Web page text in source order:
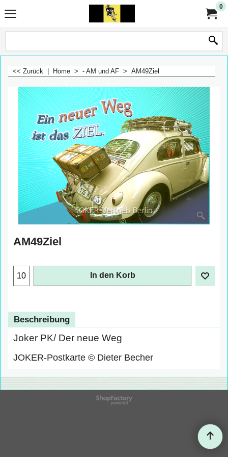
0
<< Zurück Home > - AM und AF > AM49Ziel
AM49Ziel
In den Korb
Beschreibung
Joker PK/ Der neue Weg
JOKER-Postkarte © Dieter Becher
WebShop erstellt mit
ShopFactory Shop